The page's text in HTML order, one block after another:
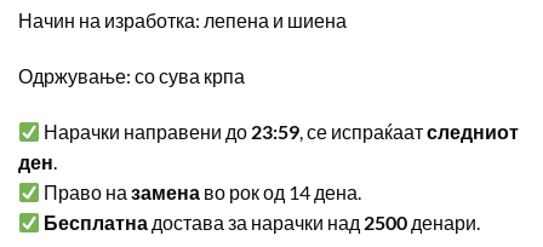
Начин на изработка: лепена и шиена
Одржување: со сува крпа
Нарачки направени до 23:59, се испраќаатследниот
ден.
Право назамена во рок од 14 дена.
Бесплатна достава за нарачки над 2500 денари.